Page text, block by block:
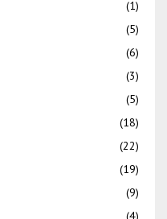
(1)
(5)
(6)
(3)
(5)
(18)
(22)
(19)
(9)
(4)